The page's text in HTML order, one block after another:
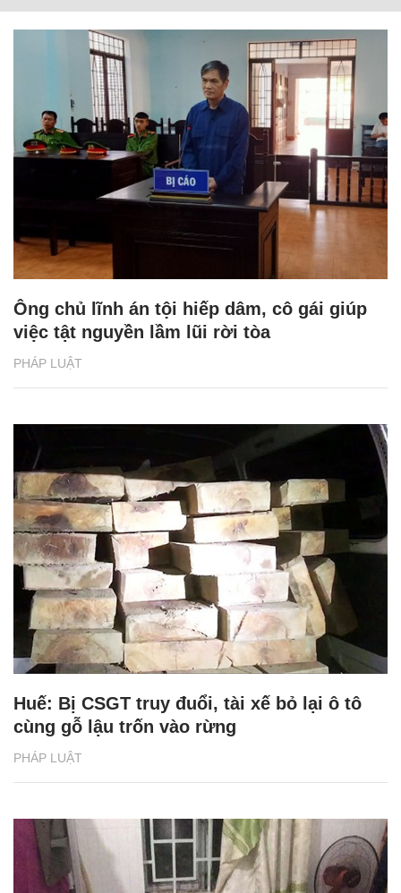
PHÁP LUẬT
Ông chủ lĩnh án tội hiếp dâm, cô gái giúp
việc tật nguyền lầm lũi rời tòa
PHÁP LUẬT
Huế: Bị CSGT truy đuổi, tài xế bỏ lại ô tô
cùng gỗ lậu trốn vào rừng